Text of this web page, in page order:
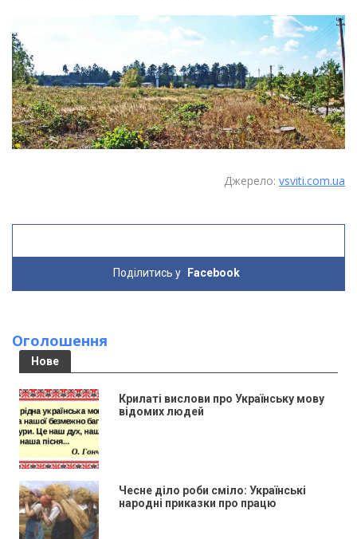
Джерело: vsviti.com.ua
Поділитись у Facebook
Оголошення
Нове
Крилаті вислови про Українську мову
відомих людей
Чесне діло роби сміло: Українські
народні приказки про працю